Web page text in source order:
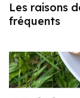
Les raisons
fréquents